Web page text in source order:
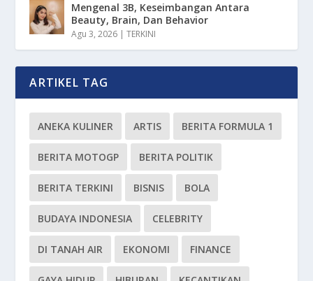
Mengenal 3B, Keseimbangan Antara
Beauty, Brain, Dan Behavior
Agu 3, 2026 |TERKINI
ARTIKEL TAG
ANEKA KULINER ARTIS BERITA FORMULA 1
BERITA MOTOGP BERITA POLITIK
BERITA TERKINI BISNIS BOLA
BUDAYA INDONESIA CELEBRITY
DI TANAH AIR EKONOMI FINANCE